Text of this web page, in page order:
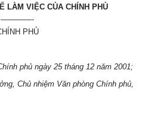
LÀM VIỆC CỦA CHÍNH PHỦ
————-
PHỦ
phủ ngày 25 tháng 12 năm 2001;
Chủ nhiệm Văn phòng Chính phủ,